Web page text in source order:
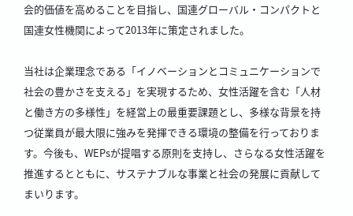
会的価値を高めることを目指し、国連グローバル・コンパクトと
国連女性機関によって2013年に策定されました。
当社は企業理念である「イノベーションとコミュニケーションで
社会の豊かさを支える」を実現するため、女性活躍を含む「人材
と働き方の多様性」を経営上の最重要課題とし、多様な背景を持
つ従業員が最大限に強みを発揮できる環境の整備を行っておりま
す。今後も、WEPsが提唱する原則を支持し、さらなる女性活躍を
推進するとともに、サステナブルな事業と社会の発展に貢献して
まいります。